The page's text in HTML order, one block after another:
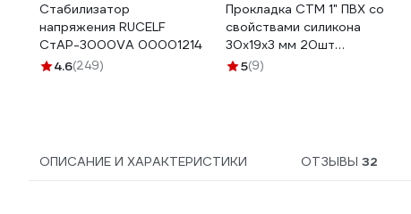
Стабилизатор
напряжения RUCELF
СтАР-3000VA 00001214
4.6(249)
Прокладка СТМ 1" ПВХ со
свойствами силикона
30x19x3 мм 20шт
SSSWC001-20
5(9)
ОПИСАНИЕ И ХАРАКТЕРИСТИКИ ОТЗЫВЫ 32